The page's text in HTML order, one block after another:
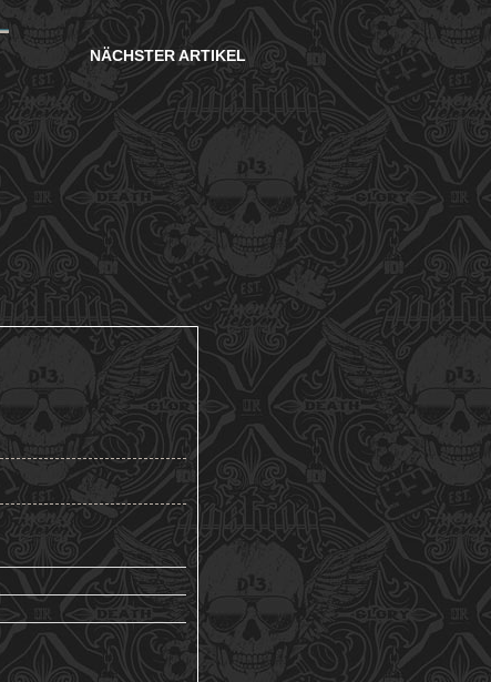
NÄCHSTER ARTIKEL